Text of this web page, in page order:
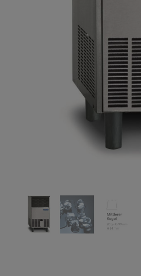
View larger imageView larger image